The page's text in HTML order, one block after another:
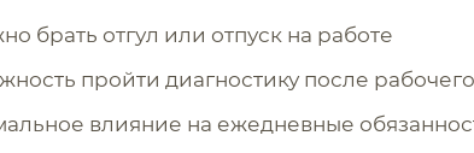
брать отгул или отпуск на работе
пройти диагностику после
влияние на ежедневные